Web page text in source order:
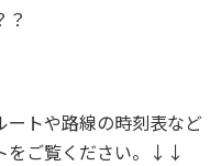
？
ートや路線の時刻表など
をご覧ください。↓↓